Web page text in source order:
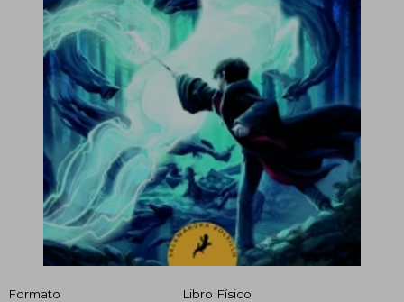
Formato
Libro Físico